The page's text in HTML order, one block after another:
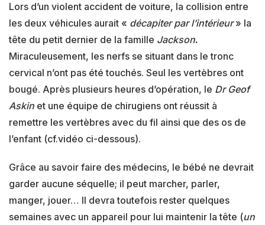
Lors d’un violent accident de voiture, la collision entre
les deux véhicules aurait « décapiter par l’intérieur» la
tête du petit dernier de la famille Jackson.
Miraculeusement, les nerfs se situant dans le tronc
cervical n’ont pas été touchés. Seul les vertèbres ont
bougé. Après plusieurs heures d’opération, le Dr Geof
Askin et une équipe de chirugiens ont réussit à
remettre les vertèbres avec du fil ainsi que des os de
l’enfant (cf.vidéo ci-dessous).
Grâce au savoir faire des médecins, le bébé ne devrait
garder aucune séquelle; il peut marcher, parler,
manger, jouer… Il devra toutefois rester quelques
semaines avec un appareil pour lui maintenir la tête (un